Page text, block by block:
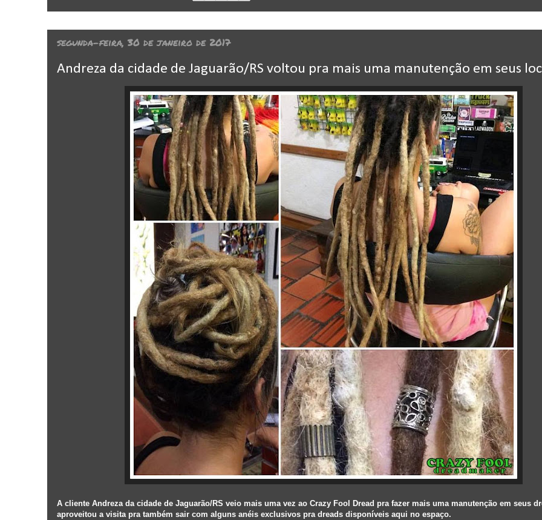
segunda-feira, 30 de janeiro de 2017
Andreza da cidade de Jaguarão/RS voltou pra mais uma manutenção em seus
A cliente Andreza da cidade de Jaguarão/RS veio mais uma vez ao Crazy Fool Dread pra fazer mais uma manutenção em seus
aproveitou a visita pra também sair com alguns anéis exclusivos pra dreads disponíveis aqui no espaço.